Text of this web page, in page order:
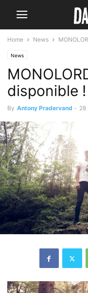
Home News
News
disponible !
By Antony Pradervand - 28